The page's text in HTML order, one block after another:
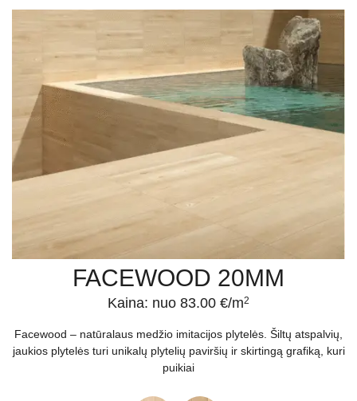
FACEWOOD 20MM
Kaina: nuo 83.00 €/m2
Facewood – natūralaus medžio imitacijos plytelės. Šiltų atspalvių,
jaukios plytelės turi unikalų plytelių paviršių ir skirtingą grafiką, kuri
puikiai